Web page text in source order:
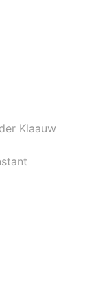
Klaauw